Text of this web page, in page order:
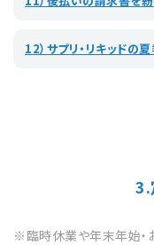
12）サプリ・リキッドの
3.
※臨時休業や年末年始・